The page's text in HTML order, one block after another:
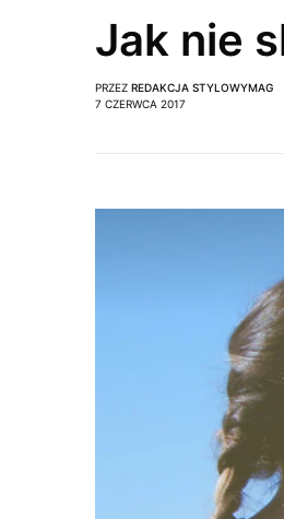
Jak nie
PRZEZ REDAKCJA STYLOWYMAG
7 CZERWCA 2017